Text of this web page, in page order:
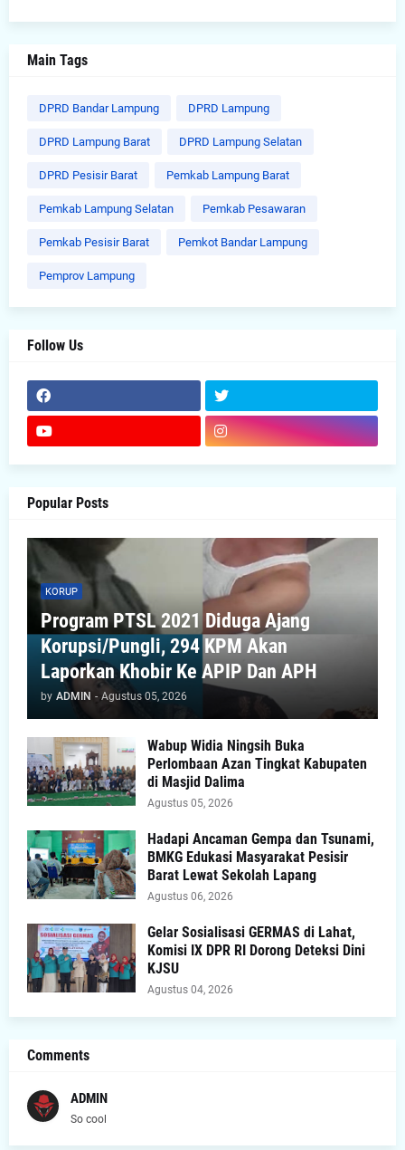
Main Tags
DPRD Bandar Lampung DPRD Lampung
DPRD Lampung Barat DPRD Lampung Selatan
DPRD Pesisir Barat Pemkab Lampung Barat
Pemkab Lampung Selatan Pemkab Pesawaran
Pemkab Pesisir Barat Pemkot Bandar Lampung
Pemprov Lampung
Follow Us
Popular Posts
KORUP
Program PTSL 2021 Diduga Ajang
Korupsi/Pungli, 294 KPM Akan
Laporkan Khobir Ke APIP Dan APH
by ADMIN - Agustus 05, 2026
Wabup Widia Ningsih Buka
Perlombaan Azan Tingkat Kabupaten
di Masjid Dalima
Agustus 05, 2026
Hadapi Ancaman Gempa dan Tsunami,
BMKG Edukasi Masyarakat Pesisir
Barat Lewat Sekolah Lapang
Agustus 06, 2026
Gelar Sosialisasi GERMAS di Lahat,
Komisi IX DPR RI Dorong Deteksi Dini
KJSU
Agustus 04, 2026
Comments
ADMIN
So cool